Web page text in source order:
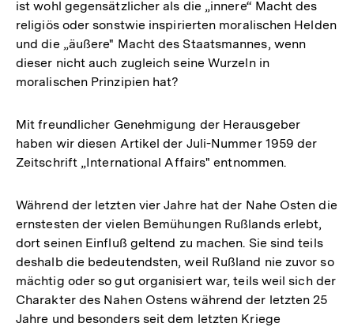
ist wohl gegensätzlicher als die „innere“ Macht des
religiös oder sonstwie inspirierten moralischen Helden
und die „äußere" Macht des Staatsmannes, wenn
dieser nicht auch zugleich seine Wurzeln in
moralischen Prinzipien hat?
Mit freundlicher Genehmigung der Herausgeber
haben wir diesen Artikel der Juli-Nummer 1959 der
Zeitschrift „International Affairs" entnommen.
Während der letzten vier Jahre hat der Nahe Osten die
ernstesten der vielen Bemühungen Rußlands erlebt,
dort seinen Einfluß geltend zu machen. Sie sind teils
deshalb die bedeutendsten, weil Rußland nie zuvor so
mächtig oder so gut organisiert war, teils weil sich der
Charakter des Nahen Ostens während der letzten 25
Jahre und besonders seit dem letzten Kriege